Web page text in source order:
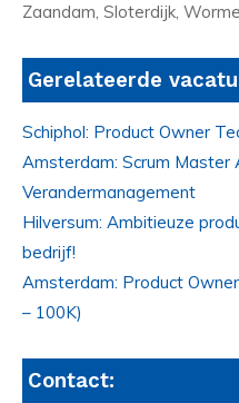
Zaandam, Sloterdijk,
Gerelateerde
Schiphol: Product Owner
Amsterdam: Scrum Master
Verandermanagement
Hilversum: Ambitieuze
bedrijf!
Amsterdam: Product
– 100K)
Contact: